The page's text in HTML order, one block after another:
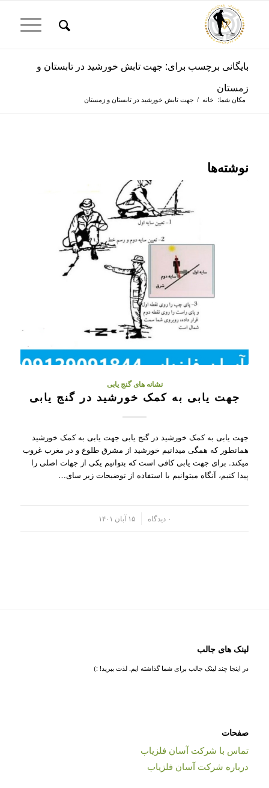
بایگانی برچسب برای: جهت تابش خورشید در تابستان و
زمستان
مکان شما: خانه / جهت تابش خورشید در تابستان و زمستان
نوشته‌ها
نشانه های گنج یابی
جهت یابی به کمک خورشید در گنج یابی
جهت یابی به کمک خورشید در گنج یابی جهت یابی به کمک خورشید
همانطور که همگی میدانیم خورشید از مشرق طلوع و در مغرب غروب
میکند. برای جهت یابی کافی است که بتوانیم یکی از جهات اصلی را
پیدا کنیم، آنگاه میتوانیم با استفاده از توضیحات زیر سای…
۰ دیدگاه ۱۵ آبان ۱۴۰۱
لینک های جالب
در اینجا چند لینک جالب برای شما گذاشته ایم. لذت ببرید! :)
صفحات
تماس با شرکت آسان فلزیاب
درباره شرکت آسان فلزیاب